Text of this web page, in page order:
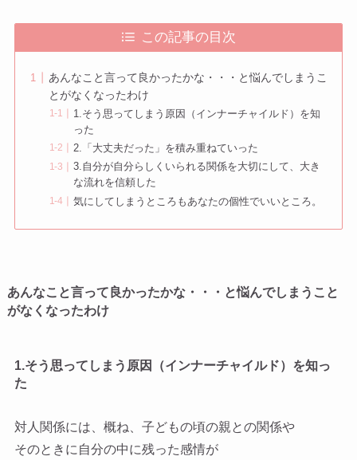
この記事の目次
あんなこと言って良かったかな・・・と悩んでしまうこ
とがなくなったわけ
1.そう思ってしまう原因（インナーチャイルド）を知
った
2.「大丈夫だった」を積み重ねていった
3.自分が自分らしくいられる関係を大切にして、大き
な流れを信頼した
気にしてしまうところもあなたの個性でいいところ。
あんなこと言って良かったかな・・・と悩んでしまうこと
がなくなったわけ
1.そう思ってしまう原因（インナーチャイルド）を知っ
た
対人関係には、概ね、子どもの頃の親との関係や
そのときに自分の中に残った感情が